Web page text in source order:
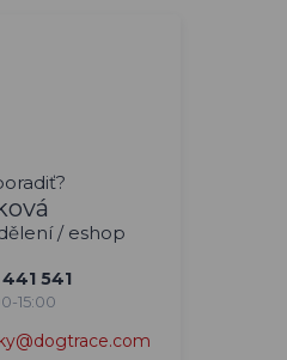
/ eshop
441 541
15:00